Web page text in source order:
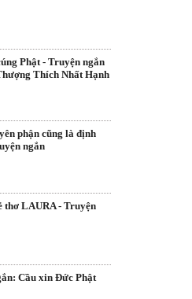
Phật - Truyện ngắn
Thích Nhất Hạnh
phận cũng là định
ngắn
thơ LAURA - Truyện
Cầu xin Đức Phật